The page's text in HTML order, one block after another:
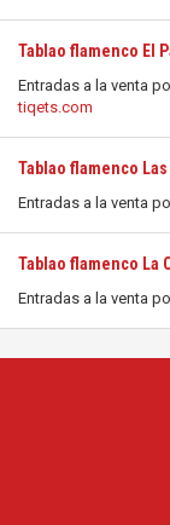
Tablao flamenco El
Entradas a la venta
tiqets.com
Tablao flamenco
Entradas a la venta
Tablao flamenco La
Entradas a la venta